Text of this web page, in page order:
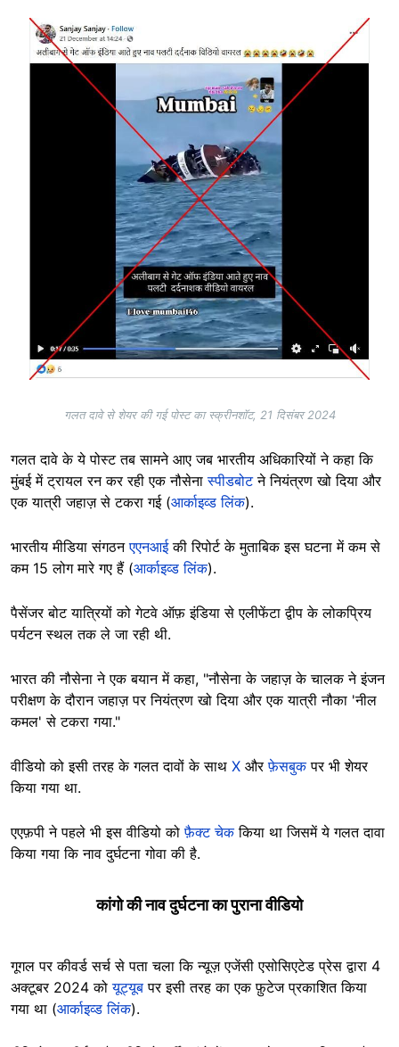
Image
गलत दावे से शेयर की गई पोस्ट का स्क्रीनशॉट, 21 दिसंबर 2024
गलत दावे के ये पोस्ट तब सामने आए जब भारतीय अधिकारियों ने कहा कि
मुंबई में ट्रायल रन कर रही एक नौसेनास्पीडबोटने नियंत्रण खो दिया और
एक यात्री जहाज़ से टकरा गई (आर्काइव्ड लिंक).
भारतीय मीडिया संगठनएएनआईकी रिपोर्ट के मुताबिक इस घटना में कम से
कम 15 लोग मारे गए हैं (आर्काइव्ड लिंक).
पैसेंजर बोट यात्रियों को गेटवे ऑफ़ इंडिया से एलीफेंटा द्वीप के लोकप्रिय
पर्यटन स्थल तक ले जा रही थी.
भारत की नौसेना ने एक बयान में कहा, "नौसेना के जहाज़ के चालक ने इंजन
परीक्षण के दौरान जहाज़ पर नियंत्रण खो दिया और एक यात्री नौका 'नील
कमल' से टकरा गया."
वीडियो को इसी तरह के गलत दावों के साथ X औरफ़ेसबुकपर भी शेयर
किया गया था.
एएफ़पी ने पहले भी इस वीडियो कोफ़ैक्ट चेककिया था जिसमें ये गलत दावा
किया गया कि नाव दुर्घटना गोवा की है.
कांगो की नाव दुर्घटना का पुराना वीडियो
गूगल पर कीवर्ड सर्च से पता चला कि न्यूज़ एजेंसी एसोसिएटेड प्रेस द्वारा 4
अक्टूबर 2024 कोयूट्यूब पर इसी तरह का एक फ़ुटेज प्रकाशित किया
गया था (आर्काइव्ड लिंक).